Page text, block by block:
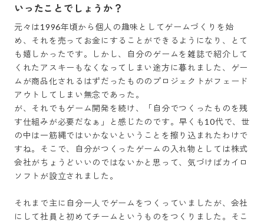
いったことでしょうか？
元々は1996年頃から個人の趣味としてゲームづくりを始
め、それを売ってお金にすることができるようになり、とて
も嬉しかったです。しかし、自分のゲームを雑誌で紹介して
くれたアスキーもなくなってしまい途方に暮れました、ゲー
ムが商品化されるはずだったもののプロジェクトがフェード
アウトしてしまい無念であった。
が、それでもゲーム開発を続け、「自分でつくったものを残
す仕組みが必要だなぁ」と感じたのです。早くも10代で、世
の中は一筋縄ではいかないということを擦り込まれたわけで
すね。そこで、自分がつくったゲームの入れ物としては株式
会社がちょうどいいのではないかと思って、気づけばカイロ
ソフトが設立されました。
それまで主に自分一人でゲームをつくっていましたが、会社
にして社員と初めてチームというものをつくりました。そこ